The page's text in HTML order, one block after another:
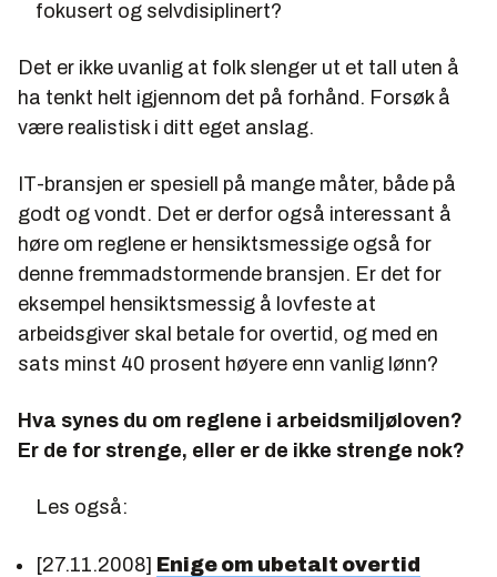
fokusert og selvdisiplinert?
Det er ikke uvanlig at folk slenger ut et tall uten å
ha tenkt helt igjennom det på forhånd. Forsøk å
være realistisk i ditt eget anslag.
IT-bransjen er spesiell på mange måter, både på
godt og vondt. Det er derfor også interessant å
høre om reglene er hensiktsmessige også for
denne fremmadstormende bransjen. Er det for
eksempel hensiktsmessig å lovfeste at
arbeidsgiver skal betale for overtid, og med en
sats minst 40 prosent høyere enn vanlig lønn?
Hva synes du om reglene i arbeidsmiljøloven?
Er de for strenge, eller er de ikke strenge nok?
Les også:
[27.11.2008] Enige om ubetalt overtid